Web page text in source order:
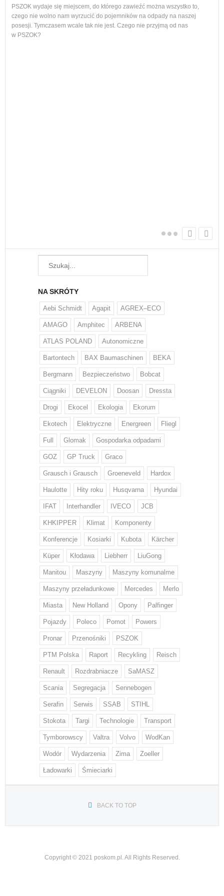
PSZOK wydaje się miejscem, do którego zawieźć można wszystko to,
czego nie wolno nam wyrzucić do pojemników na odpady na naszej
posesji. Tymczasem wcale tak nie jest. Czego nie przyjmą od nas
w PSZOK?
NA SKRÓTY
Aebi Schmidt Agapit AGREX–ECO
AMAGO Amphitec ARBENA
ATLAS POLAND Autonomiczne
Bartontech BAX Baumaschinen BEKA
Bergmann Bezpieczeństwo Bobcat
Ciągniki DEVELON Doosan Dressta
Drogi Ekocel Ekologia Ekorum
Ekotech Elektryczne Energreen Fliegl
Full Glomak Gospodarka odpadami
GOZ GP Truck Graco
Grausch i Grausch Groeneveld Hardox
Haulotte Hity roku Husqvarna Hyundai
IFAT Interhandler IVECO JCB
KHKIPPER Klimat Komponenty
Konferencje Kosiarki Kubota Kärcher
Küper Kłodawa Liebherr LiuGong
Manitou Maszyny Maszyny komunalme
Maszyny przeładunkowe Mercedes Merlo
Miasta New Holland Opony Palfinger
Pojazdy Poleco Pomot Powers
Pronar Przenośniki PSZOK
PTM Polska Raport Recykling Reisch
Renault Rozdrabniacze SaMASZ
Scania Segregacja Sennebogen
Serafin Serwis SSAB STIHL
Stokota Targi Technologie Transport
Tymborowscy Valtra Volvo WodKan
Wodór Wydarzenia Zima Zoeller
Ładowarki Śmieciarki
BACK TO TOP
Copyright © 2021 poskom.pl. All Rights Reserved.